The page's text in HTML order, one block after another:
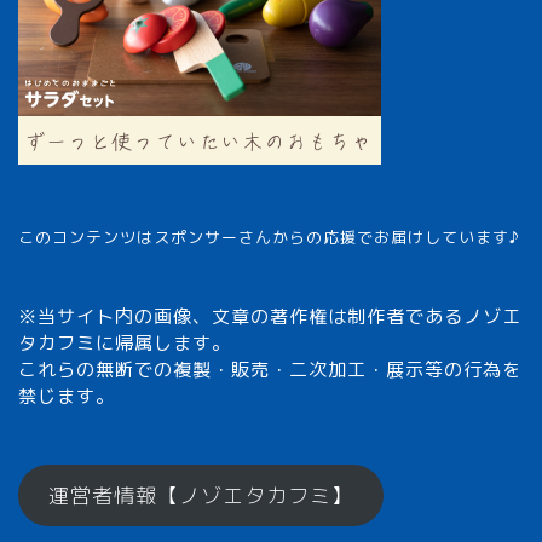
このコンテンツはスポンサーさんからの応援でお届けしています♪
※当サイト内の画像、文章の著作権は制作者であるノゾエ
タカフミに帰属します。
これらの無断での複製・販売・二次加工・展示等の行為を
禁じます。
運営者情報【ノゾエタカフミ】
メモざるとは？